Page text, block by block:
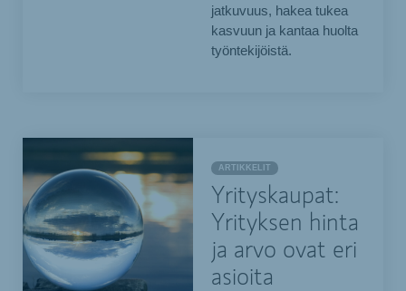
jatkuvuus, hakea tukea
kasvuun ja kantaa huolta
työntekijöistä.
ARTIKKELIT
Yrityskaupat:
Yrityksen hinta
ja arvo ovat eri
asioita